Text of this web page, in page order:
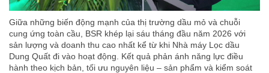
Giữa những biến động mạnh của thị trường dầu mỏ và chuỗi
cung ứng toàn cầu, BSR khép lại sáu tháng đầu năm 2026 với
sản lượng và doanh thu cao nhất kể từ khi Nhà máy Lọc dầu
Dung Quất đi vào hoạt động. Kết quả phản ánh năng lực điều
hành theo kịch bản, tối ưu nguyên liệu – sản phẩm và kiểm soát